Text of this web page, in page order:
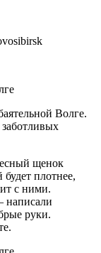
Волге.
щенок
плотнее,
с ними.
написали
руки.